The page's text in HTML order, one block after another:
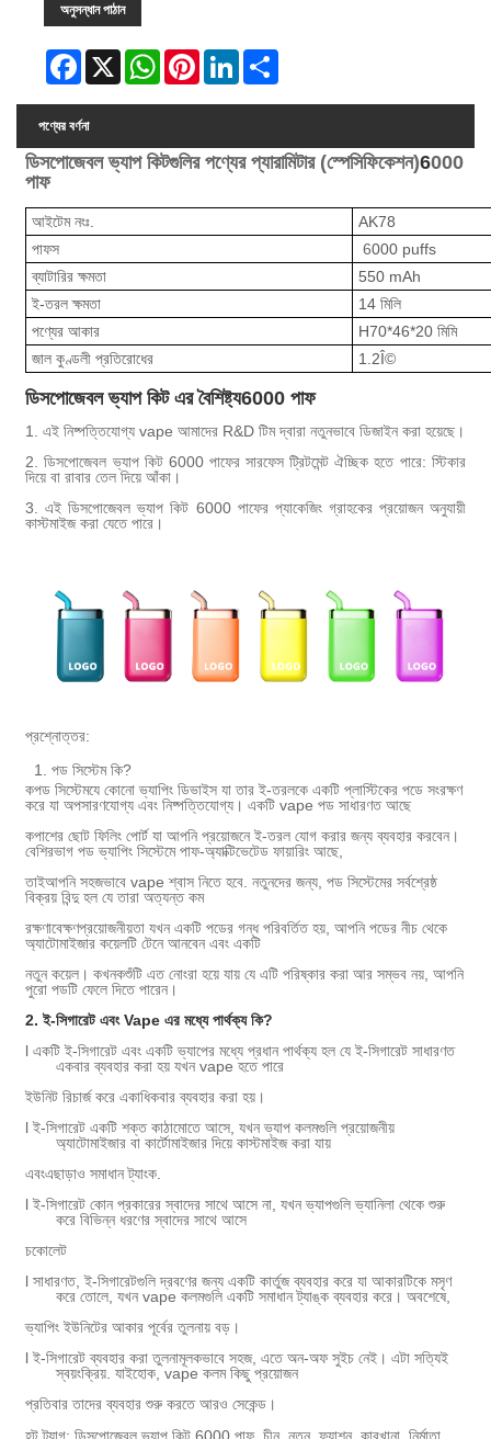
অনুসন্ধান পাঠান
Facebook
X WhatsAppPinterestLinkedIn
পণ্যের বর্ণনা
ডিসপোজেবল ভ্যাপ কিটগুলির পণ্যের প্যারামিটার (স্পেসিফিকেশন)6000
পাফ
আইটেম নংঃ.
AK78
পাফস
6000 puffs
ব্যাটারির ক্ষমতা
550 mAh
ই-তরল ক্ষমতা
14 মিলি
পণ্যের আকার
H70*46*20 মিমি
জাল কুণ্ডলী প্রতিরোধের
1.2Î©
ডিসপোজেবল ভ্যাপ কিট এর বৈশিষ্ট্য6000 পাফ
1. এই নিষ্পত্তিযোগ্য vape আমাদের R&D টিম দ্বারা নতুনভাবে ডিজাইন করা হয়েছে।
2. ডিসপোজেবল ভ্যাপ কিট 6000 পাফের সারফেস ট্রিটমেন্ট ঐচ্ছিক হতে পারে: স্টিকার
দিয়ে বা রাবার তেল দিয়ে আঁকা।
3. এই ডিসপোজেবল ভ্যাপ কিট 6000 পাফের প্যাকেজিং গ্রাহকের প্রয়োজন অনুযায়ী
কাস্টমাইজ করা যেতে পারে।
প্রশ্নোত্তর:
1. পড সিস্টেম কি?
কপড সিস্টেমযে কোনো ভ্যাপিং ডিভাইস যা তার ই-তরলকে একটি প্লাস্টিকের পডে সংরক্ষণ
করে যা অপসারণযোগ্য এবং নিষ্পত্তিযোগ্য। একটি vape পড সাধারণত আছে
কপাশের ছোট ফিলিং পোর্ট যা আপনি প্রয়োজনে ই-তরল যোগ করার জন্য ব্যবহার করবেন।
বেশিরভাগ পড ভ্যাপিং সিস্টেমে পাফ-অ্যাক্টিভেটেড ফায়ারিং আছে,
তাইআপনি সহজভাবে vape শ্বাস নিতে হবে. নতুনদের জন্য, পড সিস্টেমের সর্বশ্রেষ্ঠ
বিক্রয় বিন্দু হল যে তারা অত্যন্ত কম
রক্ষণাবেক্ষণপ্রয়োজনীয়তা যখন একটি পডের গন্ধ পরিবর্তিত হয়, আপনি পডের নীচ থেকে
অ্যাটোমাইজার কয়েলটি টেনে আনবেন এবং একটি
নতুন কয়েল। কখনকশুঁটি এত নোংরা হয়ে যায় যে এটি পরিষ্কার করা আর সম্ভব নয়, আপনি
পুরো পডটি ফেলে দিতে পারেন।
2. ই-সিগারেট এবং Vape এর মধ্যে পার্থক্য কি?
l একটি ই-সিগারেট এবং একটি ভ্যাপের মধ্যে প্রধান পার্থক্য হল যে ই-সিগারেট সাধারণত
একবার ব্যবহার করা হয় যখন vape হতে পারে
ইউনিট রিচার্জ করে একাধিকবার ব্যবহার করা হয়।
l ই-সিগারেট একটি শক্ত কাঠামোতে আসে, যখন ভ্যাপ কলমগুলি প্রয়োজনীয়
অ্যাটোমাইজার বা কার্টোমাইজার দিয়ে কাস্টমাইজ করা যায়
এবংএছাড়াও সমাধান ট্যাংক.
l ই-সিগারেট কোন প্রকারের স্বাদের সাথে আসে না, যখন ভ্যাপগুলি ভ্যানিলা থেকে শুরু
করে বিভিন্ন ধরণের স্বাদের সাথে আসে
চকোলেট
l সাধারণত, ই-সিগারেটগুলি দ্রবণের জন্য একটি কার্তুজ ব্যবহার করে যা আকারটিকে মসৃণ
করে তোলে, যখন vape কলমগুলি একটি সমাধান ট্যাঙ্ক ব্যবহার করে। অবশেষে,
ভ্যাপিং ইউনিটের আকার পূর্বের তুলনায় বড়।
l ই-সিগারেট ব্যবহার করা তুলনামূলকভাবে সহজ, এতে অন-অফ সুইচ নেই। এটা সত্যিই
স্বয়ংক্রিয়. যাইহোক, vape কলম কিছু প্রয়োজন
প্রতিবার তাদের ব্যবহার শুরু করতে আরও সেকেন্ড।